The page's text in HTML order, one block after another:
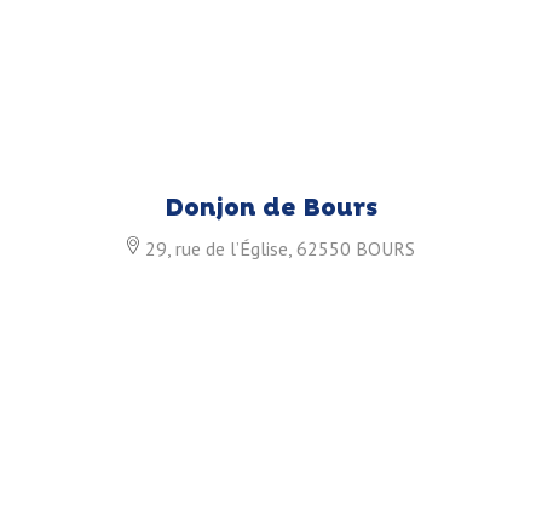
Donjon de Bours
29, rue de l’Église, 62550 BOURS